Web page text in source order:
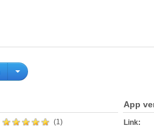
(1)
App
Link: